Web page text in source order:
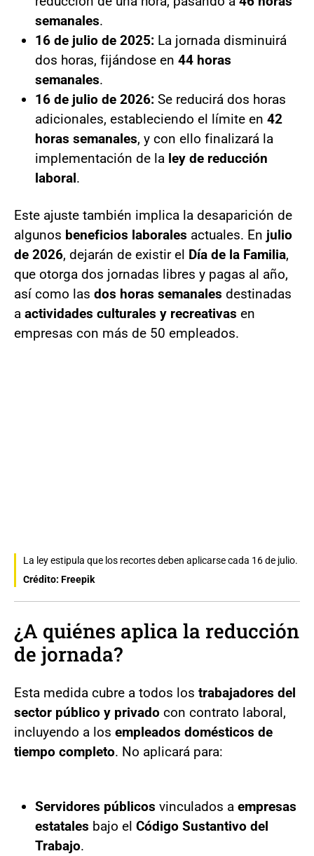
semanales.
16 de julio de 2025: La jornada disminuirá
dos horas, fijándose en 44 horas
semanales.
16 de julio de 2026: Se reducirá dos horas
adicionales, estableciendo el límite en 42
horas semanales, y con ello finalizará la
implementación de la ley de reducción
laboral.
Este ajuste también implica la desaparición de
algunos beneficios laborales actuales. En julio
de 2026, dejarán de existir el Día de la Familia,
que otorga dos jornadas libres y pagas al año,
así como las dos horas semanales destinadas
a actividades culturales y recreativas en
empresas con más de 50 empleados.
La ley estipula que los recortes deben aplicarse cada 16 de julio.
Crédito: Freepik
¿A quiénes aplica la reducción
de jornada?
Esta medida cubre a todos los trabajadores del
sector público y privado con contrato laboral,
incluyendo a los empleados domésticos de
tiempo completo. No aplicará para:
Servidores públicos vinculados a empresas
estatales bajo el Código Sustantivo del
Trabajo.